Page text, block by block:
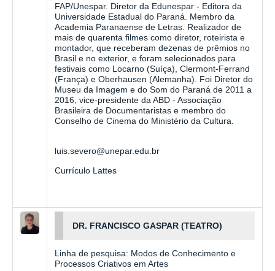
FAP/Unespar. Diretor da Edunespar - Editora da
Universidade Estadual do Paraná. Membro da
Academia Paranaense de Letras. Realizador de
mais de quarenta filmes como diretor, roteirista e
montador, que receberam dezenas de prêmios no
Brasil e no exterior, e foram selecionados para
festivais como Locarno (Suíça), Clermont-Ferrand
(França) e Oberhausen (Alemanha). Foi Diretor do
Museu da Imagem e do Som do Paraná de 2011 a
2016, vice-presidente da ABD - Associação
Brasileira de Documentaristas e membro do
Conselho de Cinema do Ministério da Cultura.
luis.severo@unepar.edu.br
Currículo Lattes
DR. FRANCISCO GASPAR (TEATRO)
Linha de pesquisa: Modos de Conhecimento e
Processos Criativos em Artes